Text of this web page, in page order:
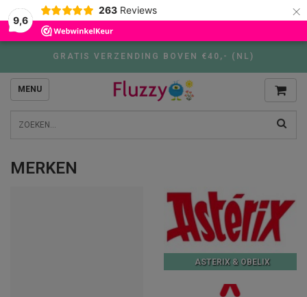
9,6
263 Reviews ×
GRATIS VERZENDING BOVEN €40,- (NL)
MENU
MERKEN
ASTERIX & OBELIX